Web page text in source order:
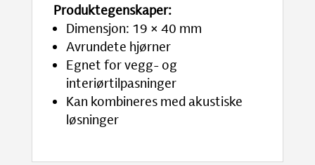
Produktegenskaper:
Dimensjon: 19 × 40 mm
Avrundete hjørner
Egnet for vegg- og
interiørtilpasninger
Kan kombineres med akustiske
løsninger